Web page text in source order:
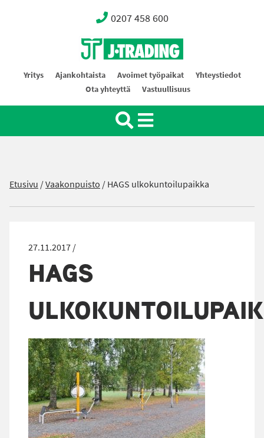
0207 458 600
Oy J-Trading Ab
Yritys Ajankohtaista Avoimet työpaikat
Yhteystiedot
Ota yhteyttä
Vastuullisuus
Etusivu /Vaakonpuisto /HAGS ulkokuntoilupaikka
27.11.2017 /
HAGS